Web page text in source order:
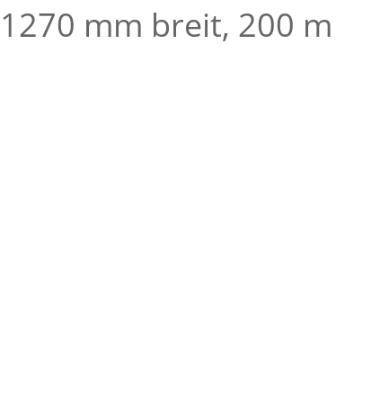
mm breit, 200 m